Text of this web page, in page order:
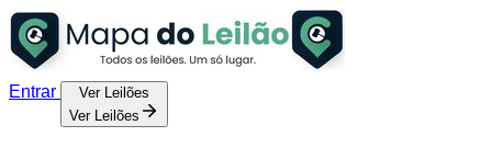
Entrar
Ver Leilões
Ver Leilões